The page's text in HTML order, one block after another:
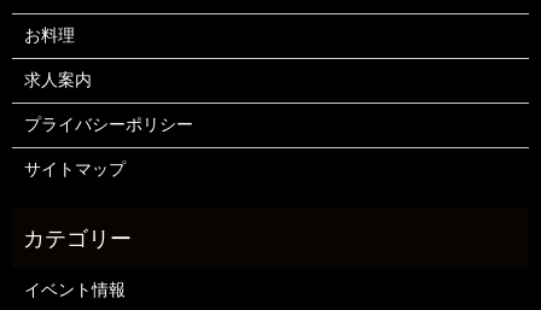
お料理
求人案内
プライバシーポリシー
サイトマップ
イベント情報